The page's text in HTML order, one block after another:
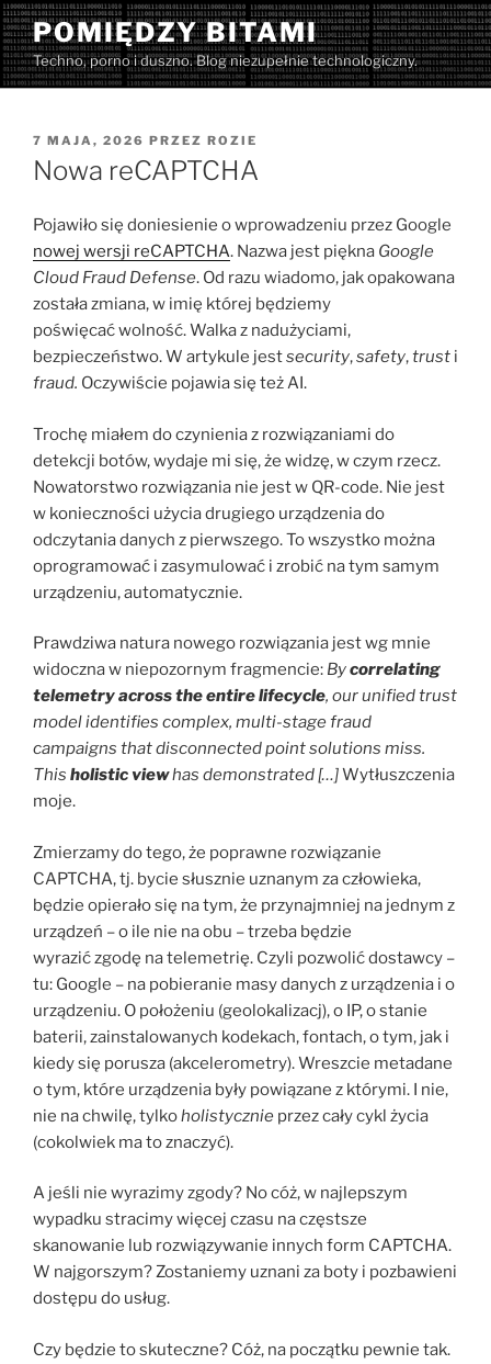
Przejdź
do
treści
POMIĘDZY BITAMI
Techno, porno i duszno. Blog niezupełnie technologiczny.
OPUBLIKOWANE
W
7 MAJA, 2026 PRZEZ ROZIE
Nowa reCAPTCHA
Pojawiło się doniesienie o wprowadzeniu przez Google
nowej wersji reCAPTCHA. Nazwa jest piękna Google
Cloud Fraud Defense. Od razu wiadomo, jak opakowana
została zmiana, w imię której będziemy
poświęcać wolność. Walka z nadużyciami,
bezpieczeństwo. W artykule jestsecurity,safety,trust i
fraud. Oczywiście pojawia się też AI.
Trochę miałem do czynienia z rozwiązaniami do
detekcji botów, wydaje mi się, że widzę, w czym rzecz.
Nowatorstwo rozwiązania nie jest w QR-code. Nie jest
w konieczności użycia drugiego urządzenia do
odczytania danych z pierwszego. To wszystko można
oprogramować i zasymulować i zrobić na tym samym
urządzeniu, automatycznie.
Prawdziwa natura nowego rozwiązania jest wg mnie
widoczna w niepozornym fragmencie: Bycorrelating
telemetry across the entire lifecycle, our unified trust
model identifies complex, multi-stage fraud
campaigns that disconnected point solutions miss.
This holistic viewhas demonstrated […]Wytłuszczenia
moje.
Zmierzamy do tego, że poprawne rozwiązanie
CAPTCHA, tj. bycie słusznie uznanym za człowieka,
będzie opierało się na tym, że przynajmniej na jednym z
urządzeń – o ile nie na obu – trzeba będzie
wyrazić zgodę na telemetrię. Czyli pozwolić dostawcy –
tu: Google – na pobieranie masy danych z urządzenia i o
urządzeniu. O położeniu (geolokalizacj), o IP, o stanie
baterii, zainstalowanych kodekach, fontach, o tym, jak i
kiedy się porusza (akcelerometry). Wreszcie metadane
o tym, które urządzenia były powiązane z którymi. I nie,
nie na chwilę, tylkoholistycznie przez cały cykl życia
(cokolwiek ma to znaczyć).
A jeśli nie wyrazimy zgody? No cóż, w najlepszym
wypadku stracimy więcej czasu na częstsze
skanowanie lub rozwiązywanie innych form CAPTCHA.
W najgorszym? Zostaniemy uznani za boty i pozbawieni
dostępu do usług.
Czy będzie to skuteczne? Cóż, na początku pewnie tak.